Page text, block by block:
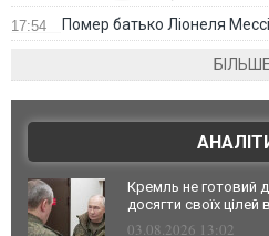
17:54 Помер батько Ліонеля Мессі
БІЛЬШЕ
Кремль не готовий
досягти своїх
03.08.2026 13:02